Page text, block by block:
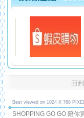
回
Best viewed on 1024 X 768
SHOPPING GO GO 陪